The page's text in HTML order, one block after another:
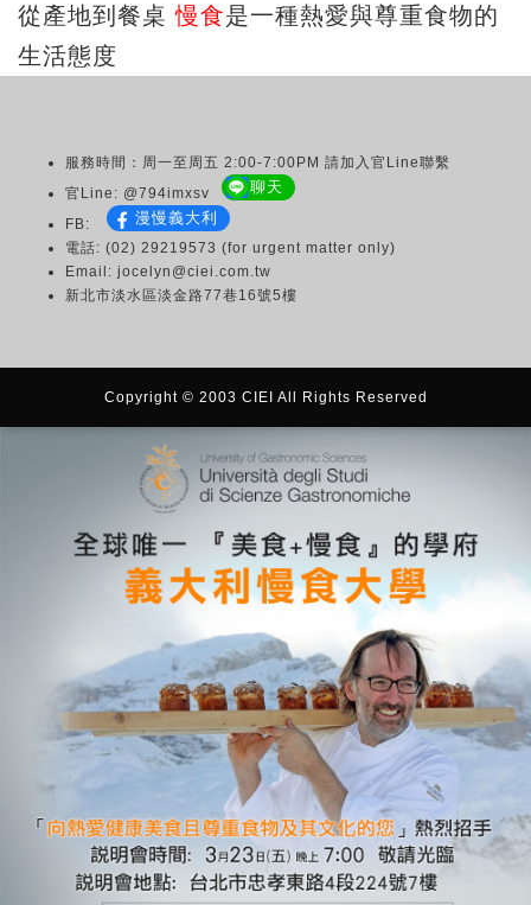
從產地到餐桌慢食是一種熱愛與尊重食物的
生活態度
服務時間：周一至周五 2:00-7:00PM 請加入官Line聯繫
官Line: @794imxsv
聊天
FB: 漫慢義大利
電話: (02) 29219573 (for urgent matter only)
Email: jocelyn@ciei.com.tw
新北市淡水區淡金路77巷16號5樓
Copyright © 2003 CIEI All Rights Reserved